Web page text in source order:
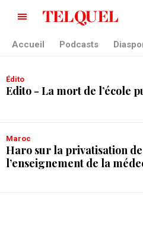
tag blade
Accueil Podcasts
Édito
Edito - La mort de l’école
Maroc
Haro sur la privatisation de
l’enseignement de la